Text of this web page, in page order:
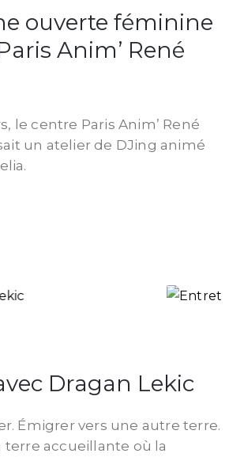
ouverte féminine
Anim’ René
le centre Paris Anim’ René
un atelier de DJing animé
Dragan Lekic
Émigrer vers une autre terre.
terre accueillante où la